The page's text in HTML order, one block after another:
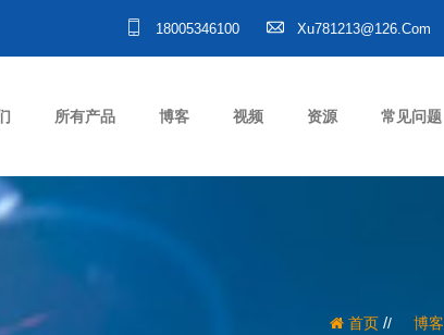
18005346100 Xu781213@126.com
所有产品 博客 视频 资源 常见问题
首页 / 博客